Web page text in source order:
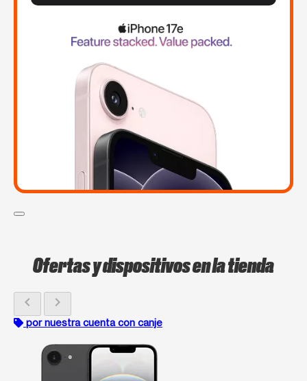
Ofertas y dispositivos en la tienda
chevron_left chevron_right
por nuestra cuenta con canje